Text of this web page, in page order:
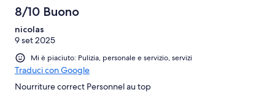
8/10 Buono
nicolas
9 set 2025
Mi è piaciuto: Pulizia, personale e servizio, servizi
Traduci con Google
Nourriture correct Personnel au top